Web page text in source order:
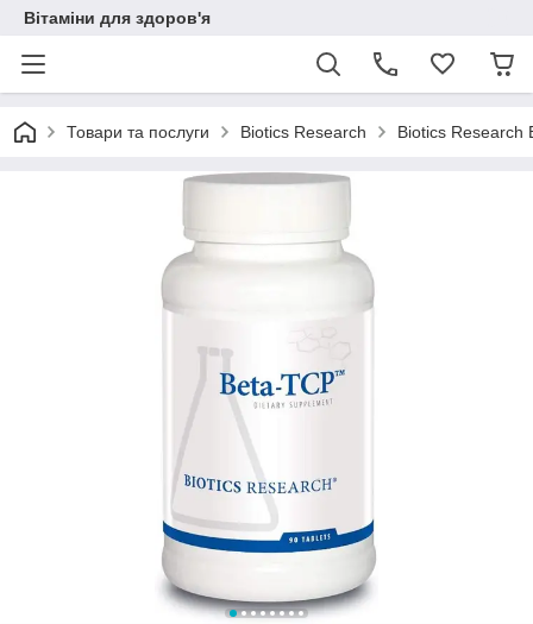
Вітаміни для здоров'я
Товари та послуги Biotics Research Biotics Research